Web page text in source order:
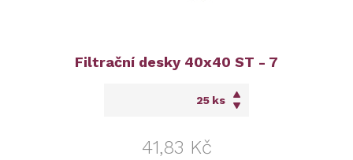
Filtrační desky 40x40 ST - 7
ks
41,83 Kč